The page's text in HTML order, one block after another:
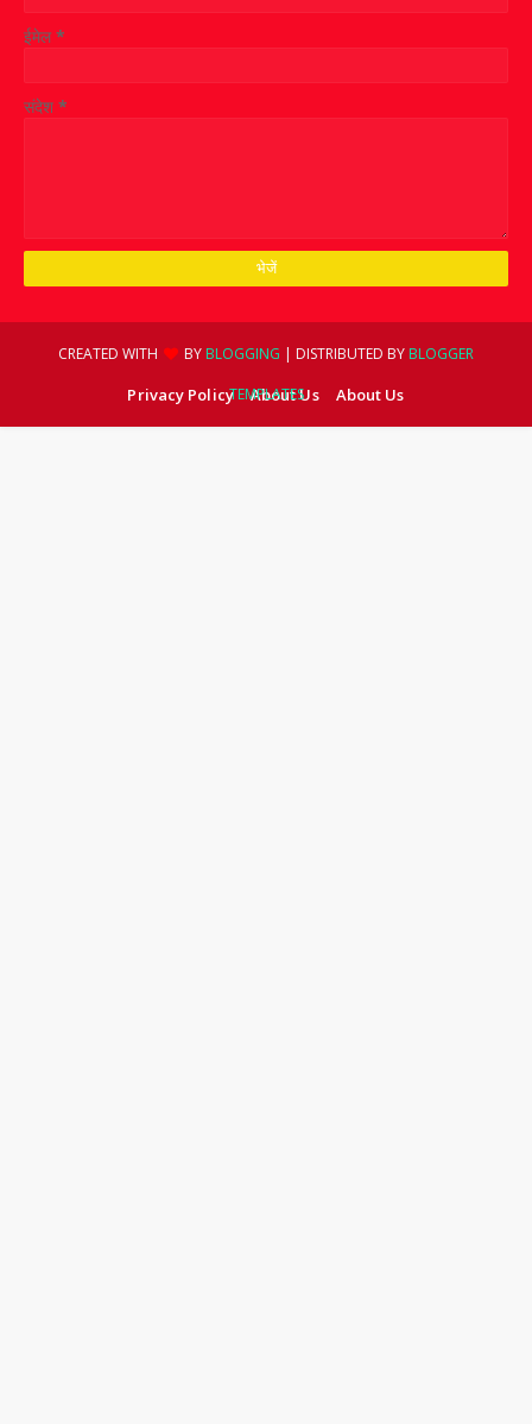
ईमेल*
संदेश *
CREATED WITH BY BLOGGING | DISTRIBUTED BY BLOGGER
TEMPLATES
Privacy Policy About Us About Us